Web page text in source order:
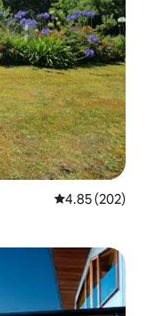
Calificación
4.85 (202)